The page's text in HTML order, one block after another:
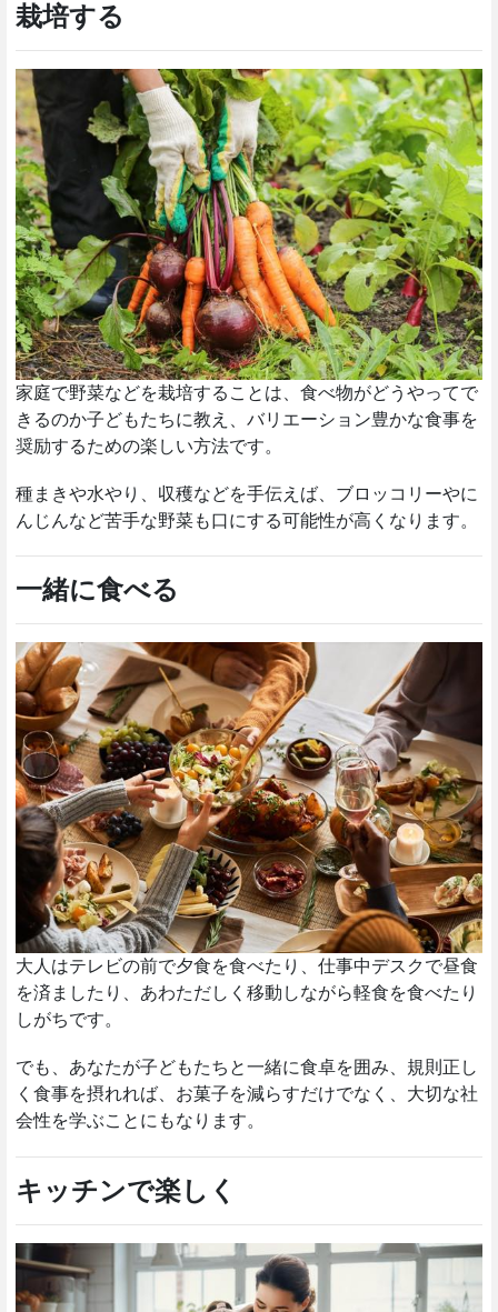
栽培する
家庭で野菜などを栽培することは、食べ物がどうやってで
きるのか子どもたちに教え、バリエーション豊かな食事を
奨励するための楽しい方法です。
種まきや水やり、収穫などを手伝えば、ブロッコリーやに
んじんなど苦手な野菜も口にする可能性が高くなります。
一緒に食べる
大人はテレビの前で夕食を食べたり、仕事中デスクで昼食
を済ましたり、あわただしく移動しながら軽食を食べたり
しがちです。
でも、あなたが子どもたちと一緒に食卓を囲み、規則正し
く食事を摂れれば、お菓子を減らすだけでなく、大切な社
会性を学ぶことにもなります。
キッチンで楽しく